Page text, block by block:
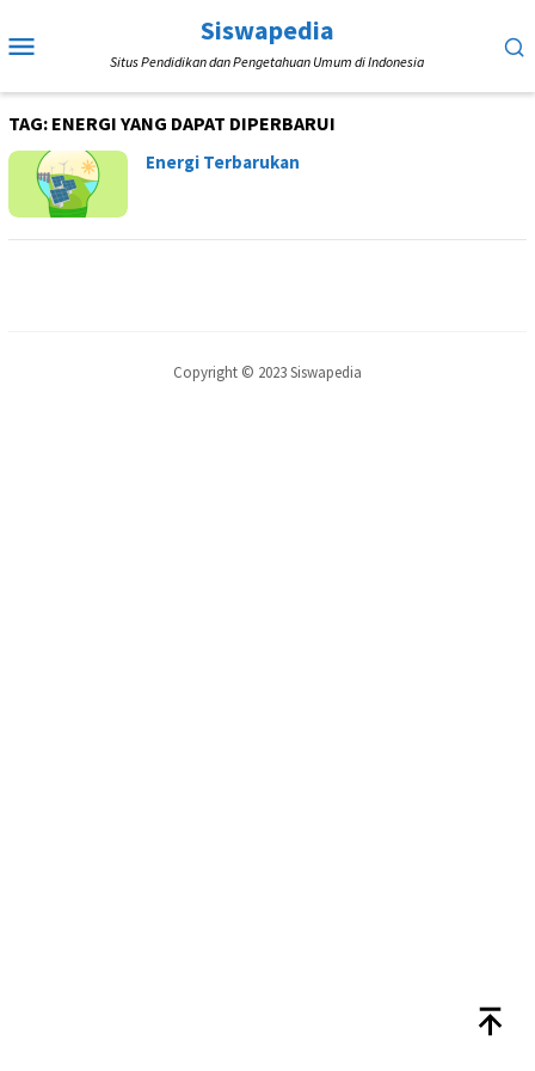
ke
Mobile
Siswapedia
Situs Pendidikan dan Pengetahuan Umum di Indonesia
TAG: ENERGI YANG DAPAT DIPERBARUI
Energi Terbarukan
Copyright © 2023 Siswapedia